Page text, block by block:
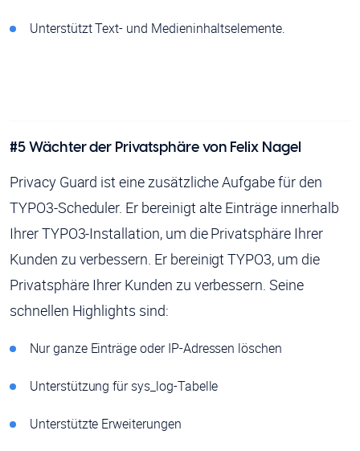
Unterstützt Text- und Medieninhaltselemente.
#5 Wächter der Privatsphärevon Felix Nagel
Privacy Guard ist eine zusätzliche Aufgabe für den
TYPO3-Scheduler. Er bereinigt alte Einträge innerhalb
Ihrer TYPO3-Installation, um die Privatsphäre Ihrer
Kunden zu verbessern. Er bereinigt TYPO3, um die
Privatsphäre Ihrer Kunden zu verbessern. Seine
schnellen Highlights sind:
Nur ganze Einträge oder IP-Adressen löschen
Unterstützung für sys_log-Tabelle
Unterstützte Erweiterungen